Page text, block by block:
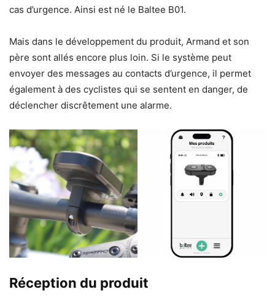
cas d’urgence. Ainsi est né le Baltee B01.
Mais dans le développement du produit, Armand et son
père sont allés encore plus loin. Si le système peut
envoyer des messages au contacts d’urgence, il permet
également à des cyclistes qui se sentent en danger, de
déclencher discrêtement une alarme.
Réception du produit